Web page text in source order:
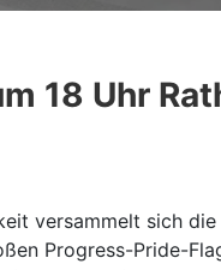
18 Uhr
versammelt sich
Progress-Pride-